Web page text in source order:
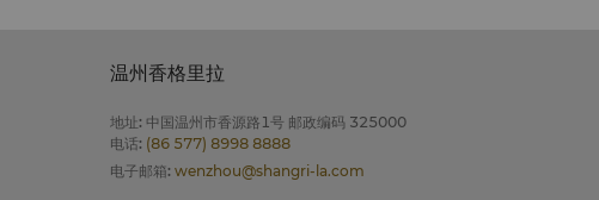
温州香格里拉
地址: 中国温州市香源路1号 邮政编码 325000
电话: (86 577) 8998 8888
电子邮箱: wenzhou@shangri-la.com